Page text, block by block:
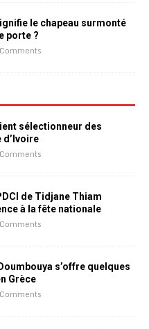
le chapeau surmonté
porte ?
sélectionneur des
d’Ivoire
de Tidjane Thiam
à la fête nationale
s’offre quelques
Grèce